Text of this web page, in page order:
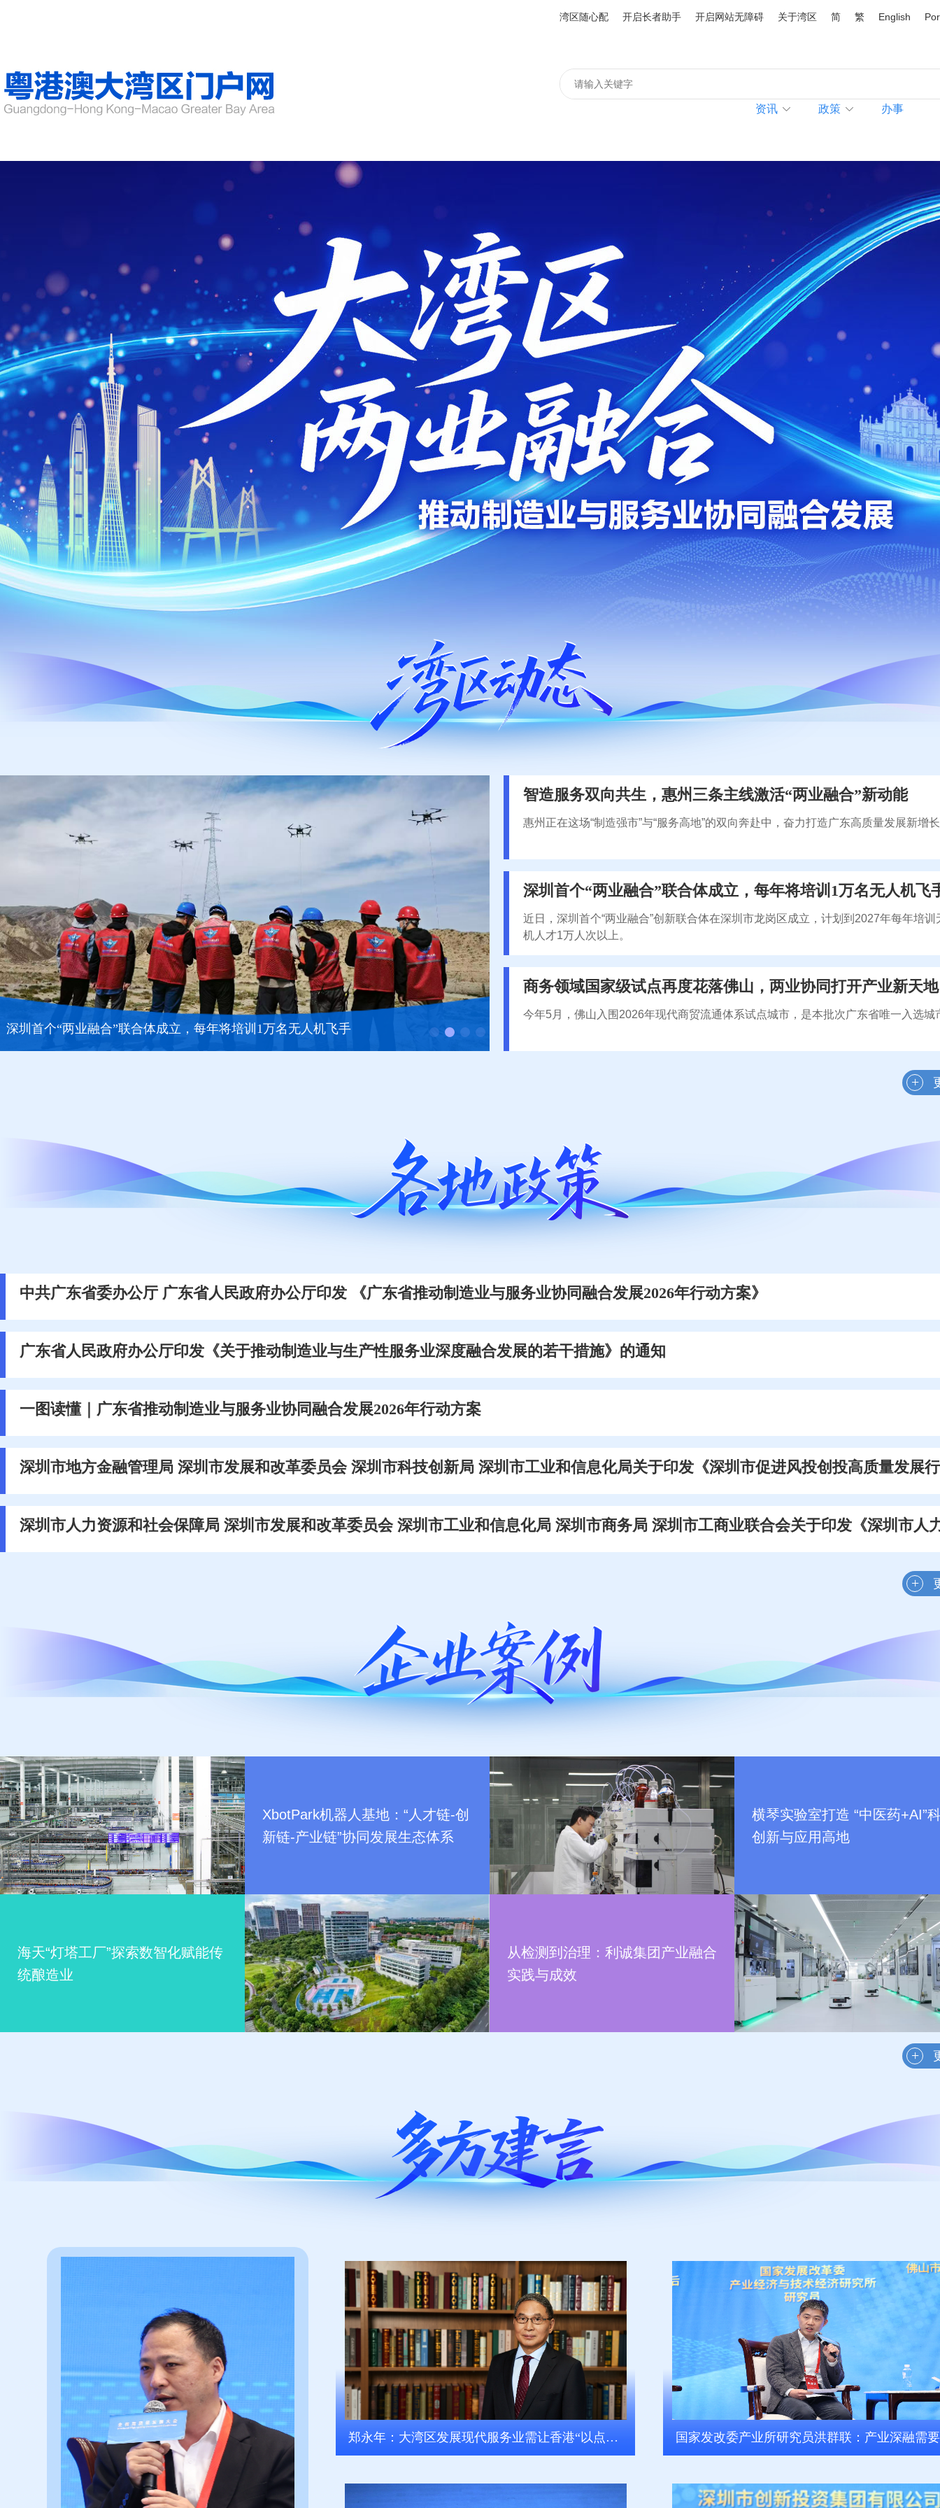
湾区随心配 开启长者助手 开启网站无障碍 关于湾区 简 繁 English
资讯 政策 办事
深圳首个“两业融合”联合体成立，每年将培训1万名无人机飞手
智造服务双向共生，惠州三条主线激活“两业融合”新动能
惠州正在这场“制造强市”与“服务高地”的双向奔赴中，奋力打造广东高质量发展新增
深圳首个“两业融合”联合体成立，每年将培训1万名无人机飞
近日，深圳首个“两业融合”创新联合体在深圳市龙岗区成立，计划到2027年每年培训
机人才1万人次以上。
商务领域国家级试点再度花落佛山，两业协同打开产业新天地
今年5月，佛山入围2026年现代商贸流通体系试点城市，是本批次广东省唯一入选城
中共广东省委办公厅 广东省人民政府办公厅印发 《广东省推动制造业与服务业协同融合发展2026年行动方案》
广东省人民政府办公厅印发《关于推动制造业与生产性服务业深度融合发展的若干措施》的通知
一图读懂｜广东省推动制造业与服务业协同融合发展2026年行动方案
海天“灯塔工厂”探索数智化赋能传
统酿造业
XbotPark机器人基地：“人才链-创
新链-产业链”协同发展生态体系
从检测到治理：利诚集团产业融合
实践与成效
横琴实验室打造 “中医药+AI”
创新与应用高地
郑永年：大湾区发展现代服务业需让香港“以点带面”